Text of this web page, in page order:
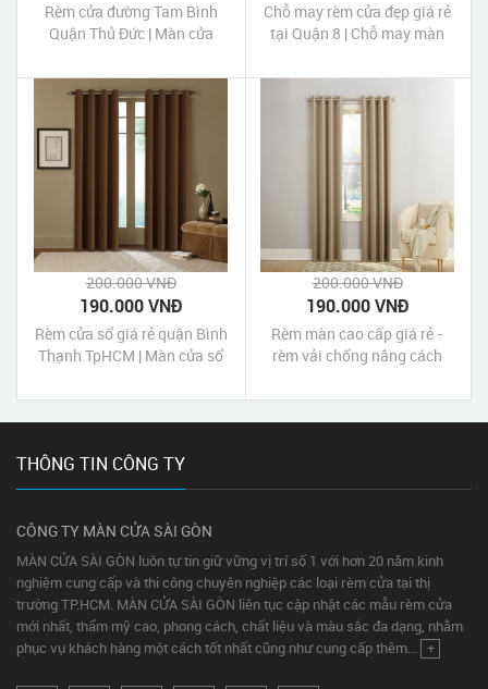
Rèm cửa đường Tam Bình
Quận Thủ Đức | Màn cửa
HCM
Chỗ may rèm cửa đẹp giá rẻ
tại Quận 8 | Chỗ may màn
HCM
200.000 VNĐ
190.000 VNĐ
Rèm cửa sổ giá rẻ quận Bình
Thạnh TpHCM | Màn cửa sổ
TpHCM
200.000 VNĐ
190.000 VNĐ
Rèm màn cao cấp giá rẻ -
rèm vải chống nắng cách
gấm tráng xi màu Nâu tanin
THÔNG TIN CÔNG TY
CÔNG TY MÀN CỬA SÀI GÒN
MÀN CỬA SÀI GÒN luôn tự tin giữ vững vị trí số 1 với hơn 20 năm kinh
nghiệm cung cấp và thi công chuyên nghiệp các loại rèm cửa tại thị
trường TP.HCM. MÀN CỬA SÀI GÒN liên tục cập nhật các mẫu rèm cửa
mới nhất, thẩm mỹ cao, phong cách, chất liệu và màu sắc đa dạng, nhằm
phục vụ khách hàng một cách tốt nhất cũng như cung cấp thêm... +